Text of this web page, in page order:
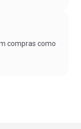
compras como